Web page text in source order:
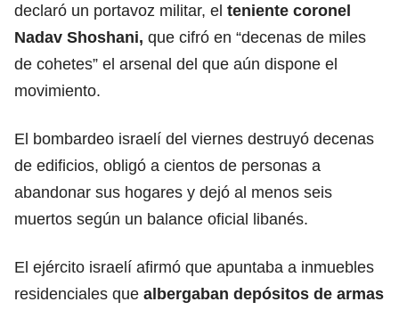
declaró un portavoz militar, el teniente coronel
Nadav Shoshani, que cifró en “decenas de miles
de cohetes” el arsenal del que aún dispone el
movimiento.
El bombardeo israelí del viernes destruyó decenas
de edificios, obligó a cientos de personas a
abandonar sus hogares y dejó al menos seis
muertos según un balance oficial libanés.
El ejército israelí afirmó que apuntaba a inmuebles
residenciales que albergaban depósitos de armas